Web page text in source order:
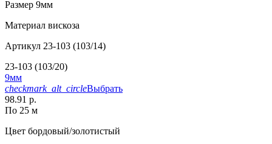
Размер 9мм
Материал вискоза
Артикул 23-103 (103/14)
23-103 (103/20)
9мм
checkmark_alt_circleВыбрать
98.91 р.
По 25 м
Цвет бордовый/золотистый